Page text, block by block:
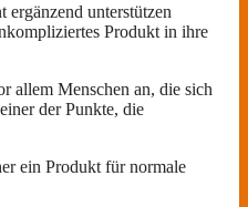
unterstützen
Produkt in ihre
allem Menschen an, die sich
der Punkte, die
ein Produkt für normale